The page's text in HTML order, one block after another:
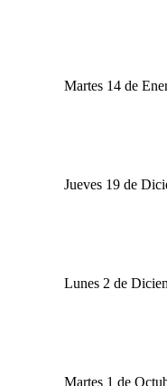
Martes 14 de
Jueves 19 de
Lunes 2 de
Martes 1 de